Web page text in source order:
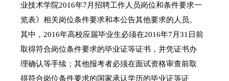
业技术学院2016年7 月招聘工作人员岗位和条件要求一
览表》相关岗位条件要求和本公告其他要求的人员。
其中， 2016年高校应届毕业生必须在2016年7 月 31 日前
取得符合岗位条件要求的毕业证等证书，并凭证书办
理确认等手续；其他报考者必须在面试资格审查前取
得符合岗位条件要求的国家承认学历的毕业证等证